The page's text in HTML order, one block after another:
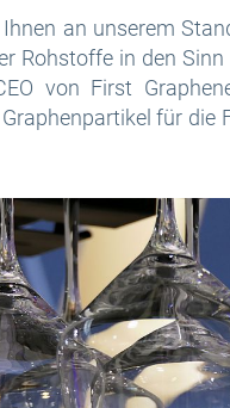
an unserem
Rohstoffe in den
von First
für die